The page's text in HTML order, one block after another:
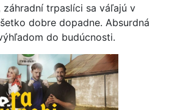
trpaslíci sa váľajú v
dobre dopadne. Absurdná
do budúcnosti.